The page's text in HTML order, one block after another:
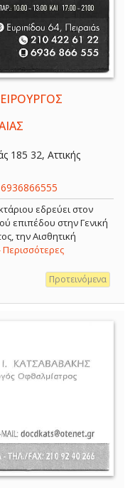
185 32, Αττικής
6936866555
εδρεύει στον
επιπέδου στην Γενική
την Αισθητική
Περισσότερες
Προτεινόμενα